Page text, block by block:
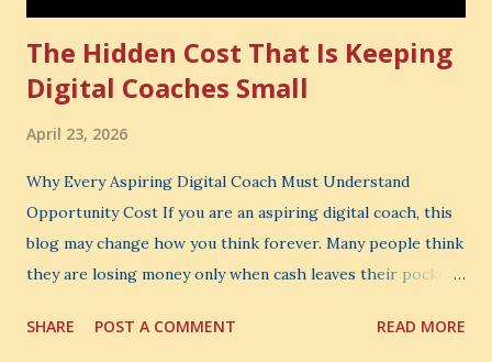
The Hidden Cost That Is Keeping
Digital Coaches Small
April 23, 2026
Why Every Aspiring Digital Coach Must Understand
Opportunity Cost If you are an aspiring digital coach, this
blog may change how you think forever. Many people think
they are losing money only when cash leaves their pocket.
the one you never notice. It is the money you could have
SHARE POST A COMMENT READ MORE